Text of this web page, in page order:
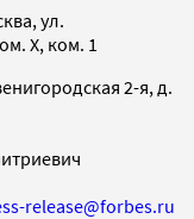
ул.
X, ком. 1
2-я, д.
release@forbes.ru